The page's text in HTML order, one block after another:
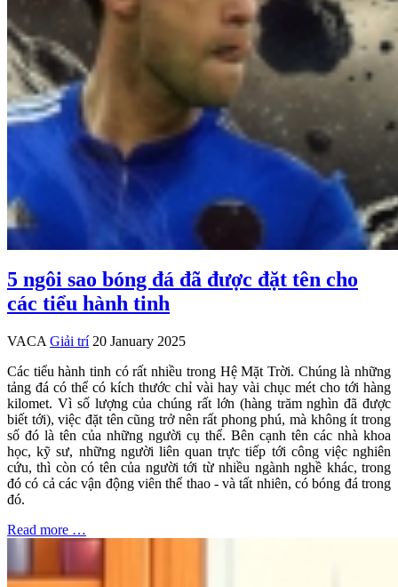
5 ngôi sao bóng đá đã được đặt tên cho
các tiểu hành tinh
VACA Giải trí 20 January 2025
Các tiểu hành tinh có rất nhiều trong Hệ Mặt Trời. Chúng là những
tảng đá có thể có kích thước chỉ vài hay vài chục mét cho tới hàng
kilomet. Vì số lượng của chúng rất lớn (hàng trăm nghìn đã được
biết tới), việc đặt tên cũng trở nên rất phong phú, mà không ít trong
số đó là tên của những người cụ thể. Bên cạnh tên các nhà khoa
học, kỹ sư, những người liên quan trực tiếp tới công việc nghiên
cứu, thì còn có tên của người tới từ nhiều ngành nghề khác, trong
đó có cả các vận động viên thể thao - và tất nhiên, có bóng đá trong
đó.
Read more …